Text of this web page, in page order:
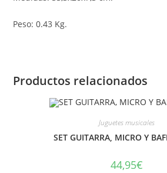
Peso: 0.43 Kg.
Productos relacionados
Juguetes musicales
SET GUITARRA, MICRO Y
44,95€